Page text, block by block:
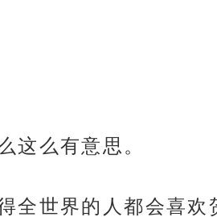
这么有意思。
世界的人都会喜欢